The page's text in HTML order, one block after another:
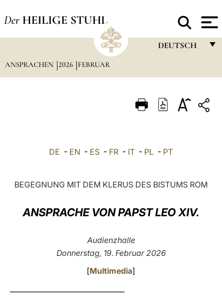
Der HEILIGE STUHL
DEUTSCH
ITALIANO
POLSKI
中文
ANSPRACHEN 2026 FEBRUAR
DE - EN - ES - FR - IT - PL - PT
BEGEGNUNG MIT DEM KLERUS DES BISTUMS ROM
ANSPRACHE VON PAPST LEO XIV.
Audienzhalle
Donnerstag, 19. Februar 2026
[Multimedia]